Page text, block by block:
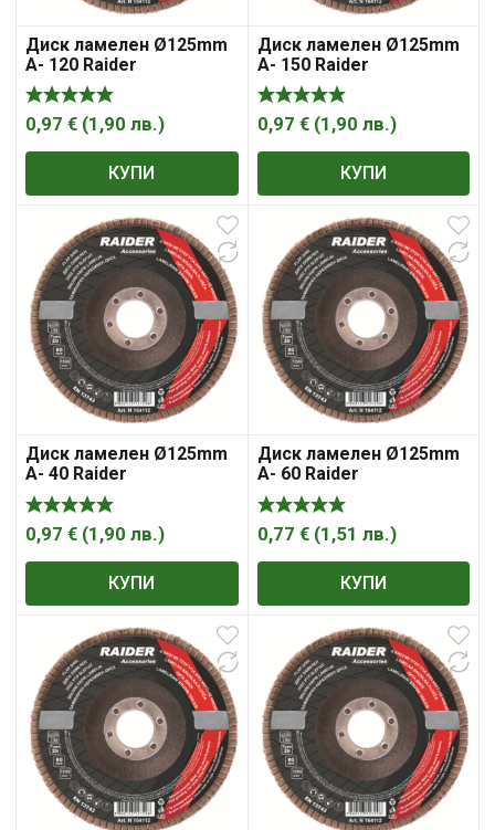
Диск ламелен Ø125mm
A- 120 Raider
0,97 € (1,90 лв.)
КУПИ
Диск ламелен Ø125mm
A- 150 Raider
0,97 € (1,90 лв.)
КУПИ
Диск ламелен Ø125mm
A- 40 Raider
0,97 € (1,90 лв.)
КУПИ
Диск ламелен Ø125mm
A- 60 Raider
0,77 € (1,51 лв.)
КУПИ